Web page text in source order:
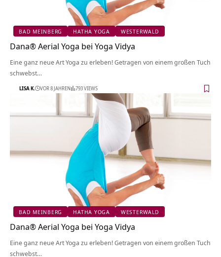
BAD MEINBERG HATHA YOGA WESTERWALD
Dana® Aerial Yoga bei Yoga Vidya
Eine ganz neue Art Yoga zu erleben! Getragen von einem großen Tuch
schwebst…
LISA K. VOR 8 JAHREN 793 VIEWS
BAD MEINBERG HATHA YOGA WESTERWALD
Dana® Aerial Yoga bei Yoga Vidya
Eine ganz neue Art Yoga zu erleben! Getragen von einem großen Tuch
schwebst…